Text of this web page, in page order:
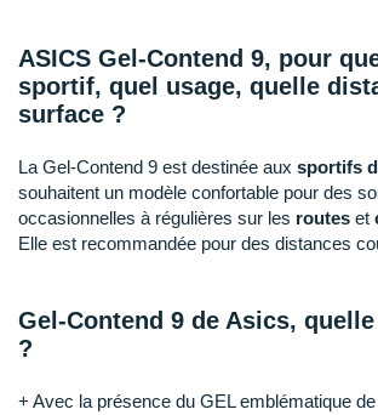
ASICS Gel-Contend 9, pour
sportif, quel usage, quelle
surface ?
La Gel-Contend 9 est destinée aux sportifs
souhaitent un modèle confortable pour des
occasionnelles à régulières sur les routes et
Elle est recommandée pour des distances
Gel-Contend 9 de Asics,
?
+ Avec la présence du GEL emblématique
DÉSTOCKAGE
Nike
NNormal
On-Running
Orca
Patagonia
Petzl